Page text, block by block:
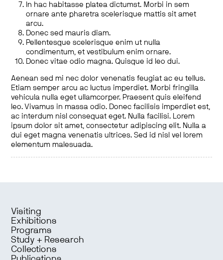
In hac habitasse platea dictumst. Morbi in sem
ornare ante pharetra scelerisque mattis sit amet
arcu.
Donec sed mauris diam.
Pellentesque scelerisque enim ut nulla
condimentum, et vestibulum enim ornare.
Donec vitae odio magna. Quisque id leo dui.
Aenean sed mi nec dolor venenatis feugiat ac eu tellus.
Etiam semper arcu ac luctus imperdiet. Morbi fringilla
vehicula nulla eget ullamcorper. Praesent quis eleifend
leo. Vivamus in massa odio. Donec facilisis imperdiet est,
ac interdum nisl consequat eget. Nulla facilisi. Lorem
ipsum dolor sit amet, consectetur adipiscing elit. Nulla a
dui eget magna venenatis ultrices. Sed id nisl vel lorem
elementum malesuada.
Visiting
Exhibitions
Programs
Study + Research
Collections